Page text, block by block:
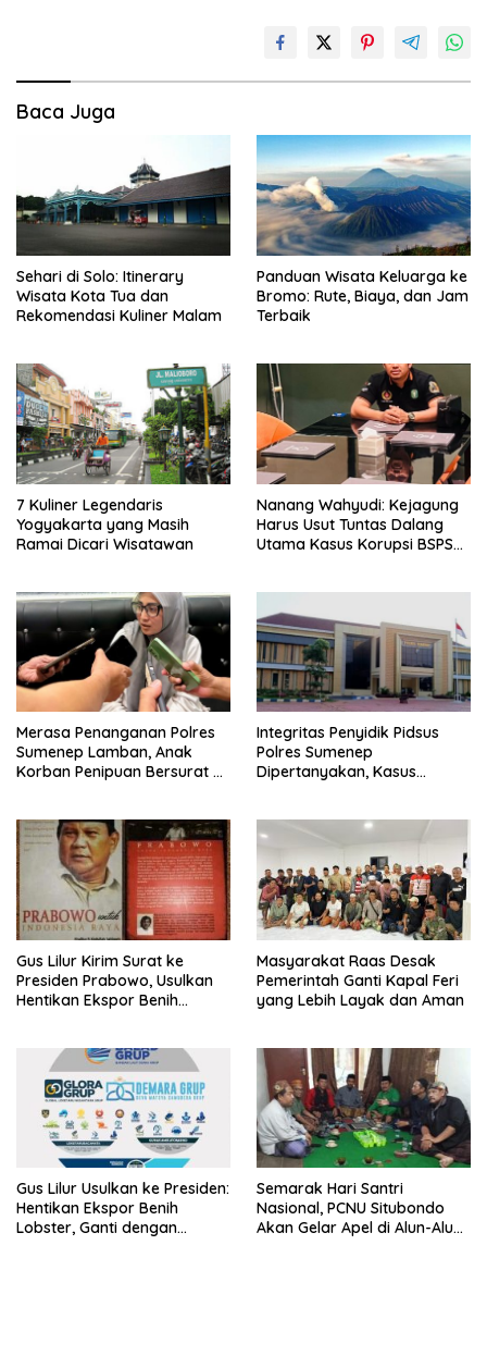
Baca Juga
Sehari di Solo: Itinerary
Wisata Kota Tua dan
Rekomendasi Kuliner Malam
Panduan Wisata Keluarga ke
Bromo: Rute, Biaya, dan Jam
Terbaik
7 Kuliner Legendaris
Yogyakarta yang Masih
Ramai Dicari Wisatawan
Nanang Wahyudi: Kejagung
Harus Usut Tuntas Dalang
Utama Kasus Korupsi BSPS
Merasa Penanganan Polres
Sumenep Lamban, Anak
Korban Penipuan Bersurat ke
Integritas Penyidik Pidsus
Polres Sumenep
Dipertanyakan, Kasus
Kepastian
Gus Lilur Kirim Surat ke
Presiden Prabowo, Usulkan
Hentikan Ekspor Benih
Masyarakat Raas Desak
Pemerintah Ganti Kapal Feri
yang Lebih Layak dan Aman
Gus Lilur Usulkan ke Presiden:
Hentikan Ekspor Benih
Lobster, Ganti dengan
Semarak Hari Santri
Nasional, PCNU Situbondo
Akan Gelar Apel di Alun-Alun